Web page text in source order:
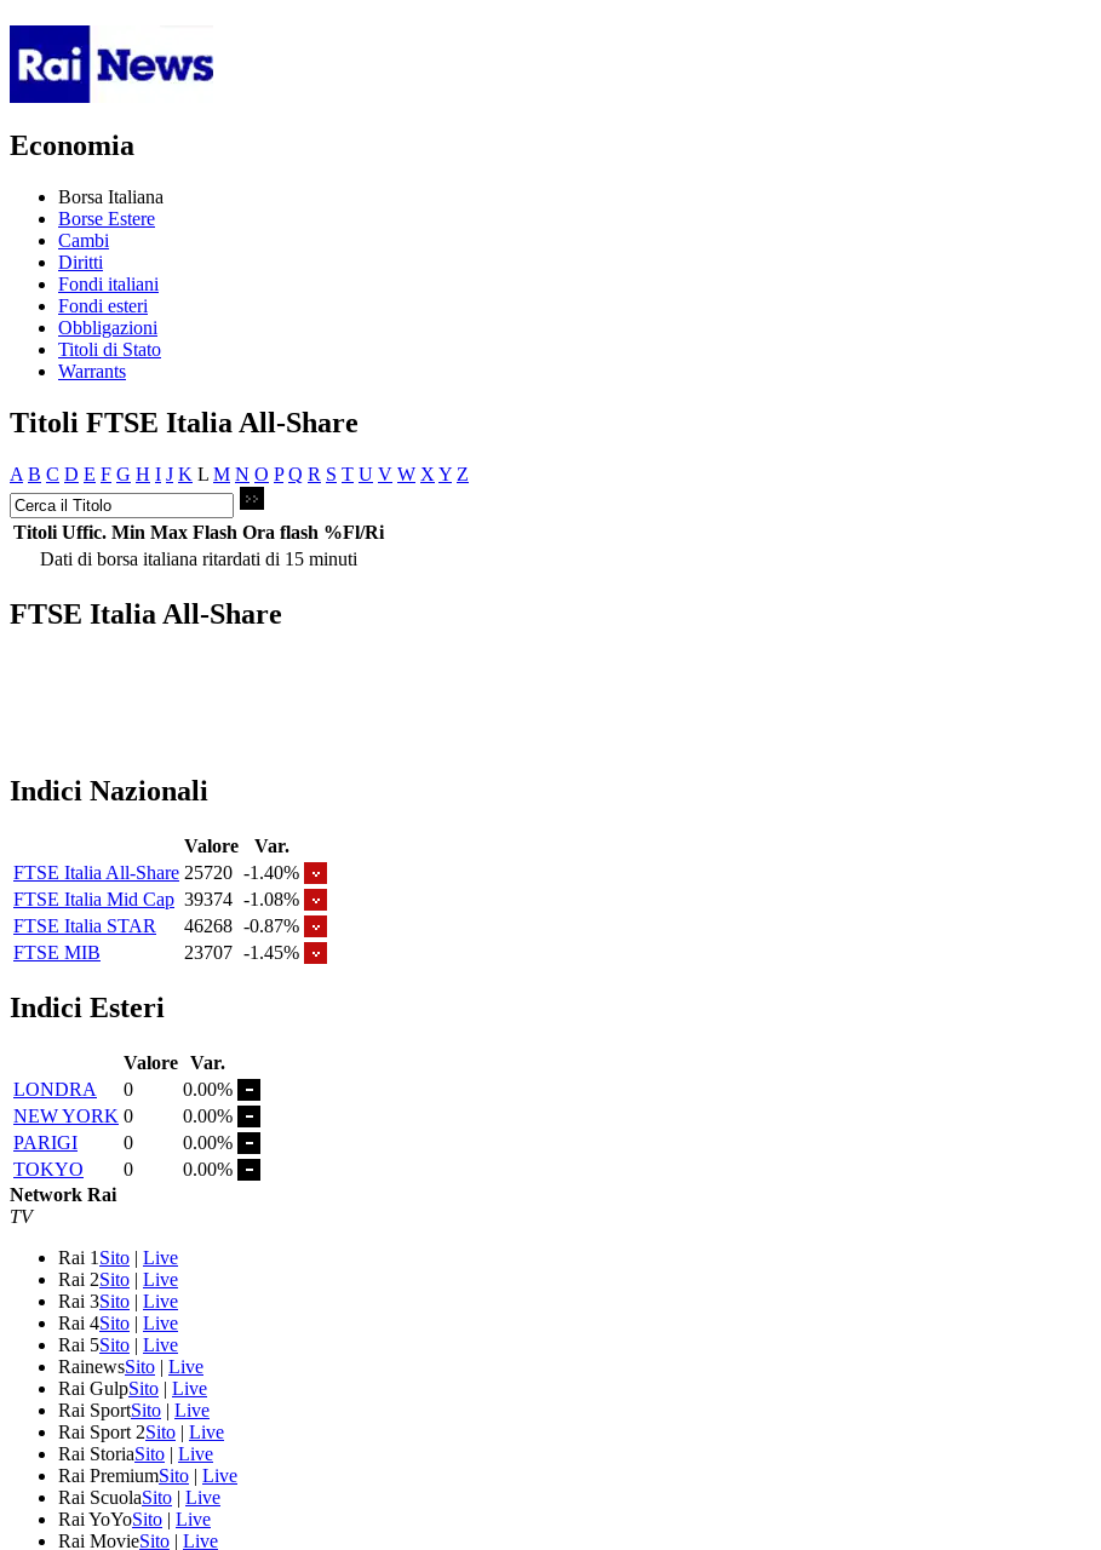
Economia
Borsa Italiana
Borse Estere
Cambi
Diritti
Fondi italiani
Fondi esteri
Obbligazioni
Titoli di Stato
Warrants
Titoli FTSE Italia All-Share
A B C D E F G H I J K L M N O P Q R S T U V W X Y Z
Titoli Uffic. Min Max Flash Ora flash %Fl/Ri
Dati di borsa italiana ritardati di 15 minuti
FTSE Italia All-Share
Indici Nazionali
Valore
Var.
FTSE Italia All-Share 25720 -1.40%
FTSE Italia Mid Cap 39374 -1.08%
FTSE Italia STAR
46268 -0.87%
FTSE MIB
23707 -1.45%
Indici Esteri
Valore Var.
LONDRA
0
0.00%
NEW YORK 0
0.00%
PARIGI
0
0.00%
TOKYO
0
0.00%
Network Rai
TV
Rai 1 Sito | Live
Rai 2Sito | Live
Rai 3Sito | Live
Rai 4Sito | Live
Rai 5Sito | Live
RainewsSito | Live
Rai GulpSito | Live
Rai SportSito | Live
Rai Sport 2Sito | Live
Rai StoriaSito | Live
Rai PremiumSito | Live
Rai ScuolaSito | Live
Rai YoYoSito | Live
Rai MovieSito | Live